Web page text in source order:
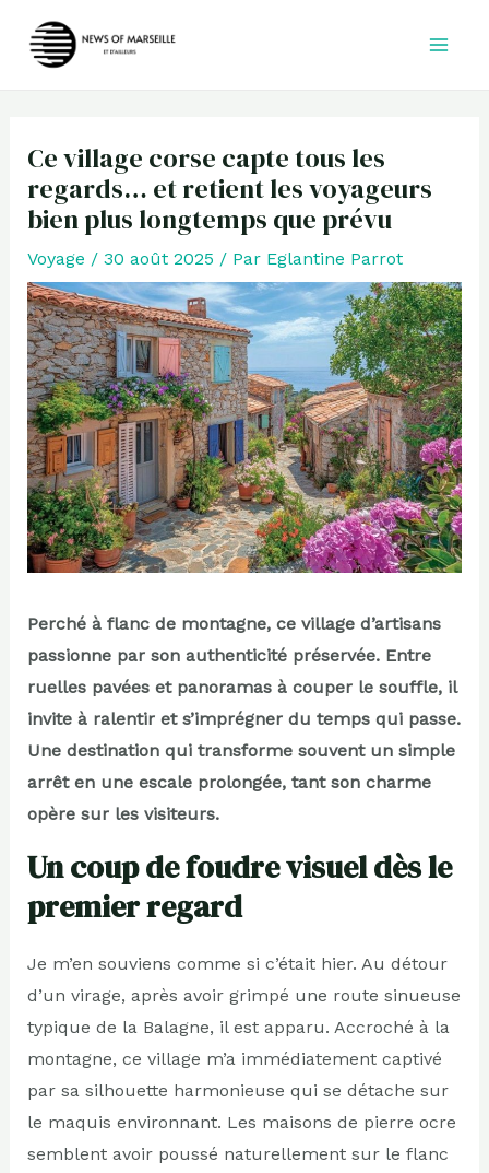
Ce village corse capte tous les
regards… et retient les voyageurs
bien plus longtemps que prévu
Voyage / 30 août 2025 / Par Eglantine Parrot
Perché à flanc de montagne, ce village d’artisans
passionne par son authenticité préservée. Entre
ruelles pavées et panoramas à couper le souffle, il
invite à ralentir et s’imprégner du temps qui passe.
Une destination qui transforme souvent un simple
arrêt en une escale prolongée, tant son charme
opère sur les visiteurs.
Un coup de foudre visuel dès le
premier regard
Je m’en souviens comme si c’était hier. Au détour
d’un virage, après avoir grimpé une route sinueuse
typique de la Balagne, il est apparu. Accroché à la
montagne, ce village m’a immédiatement captivé
par sa silhouette harmonieuse qui se détache sur
le maquis environnant. Les maisons de pierre ocre
semblent avoir poussé naturellement sur le flanc